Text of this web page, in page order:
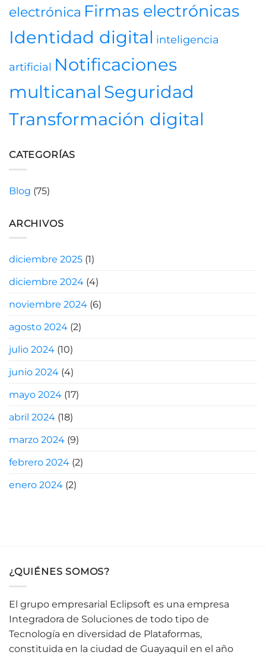
videojuegos
electrónica Firmas electrónicas
Identidad digital inteligencia
artificial Notificaciones
multicanal Seguridad
Transformación digital
CATEGORÍAS
Blog (75)
ARCHIVOS
diciembre 2025 (1)
diciembre 2024 (4)
noviembre 2024 (6)
agosto 2024 (2)
julio 2024 (10)
junio 2024 (4)
mayo 2024 (17)
abril 2024 (18)
marzo 2024 (9)
febrero 2024 (2)
enero 2024 (2)
¿QUIÉNES SOMOS?
El grupo empresarial Eclipsoft es una empresa
Integradora de Soluciones de todo tipo de
Tecnología en diversidad de Plataformas,
constituida en la ciudad de Guayaquil en el año